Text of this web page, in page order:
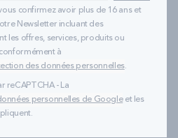
confirmez avoir plus de 16 ans et
Newsletter incluant des
les offres, services, produits ou
à
des données personnelles.
reCAPTCHA - La
personnelles de Googleet les